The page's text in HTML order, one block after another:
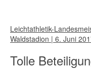
Leichtathletik-
Waldstadion | 6. Juni
Tolle